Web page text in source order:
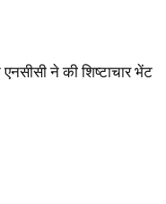
ने की शिष्टाचार भेंट